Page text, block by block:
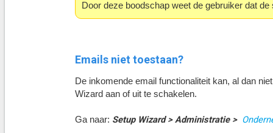
Door deze boodschap weet de gebruiker dat
Emails niet toestaan?
De inkomende email functionaliteit kan, al dan
Wizard aan of uit te schakelen.
Ga naar: Setup Wizard > Administratie >